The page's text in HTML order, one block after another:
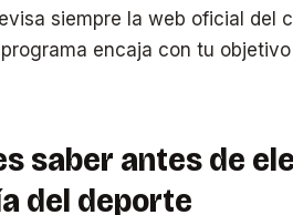
siempre la web oficial del
encaja con tu
saber antes de
del deporte